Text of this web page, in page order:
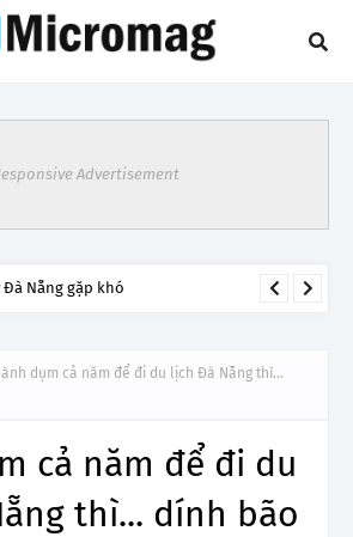
Advertisement
Đà Nẵng gặp khó
dụm cả năm để đi du lịch Đà Nẵng thì...
cả năm để đi du
thì... dính bão